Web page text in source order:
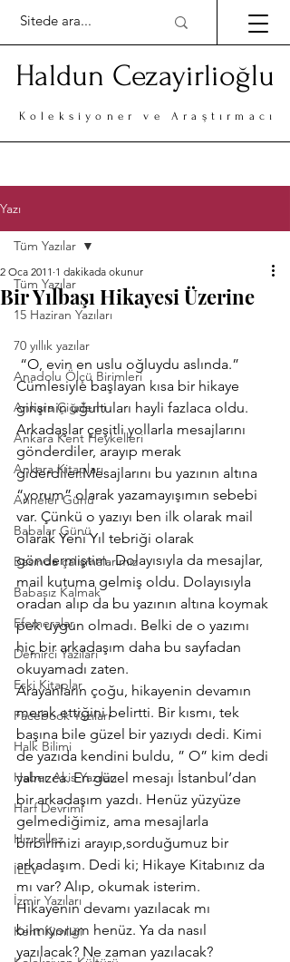
Haldun Cezayirlioğlu
Koleksiyoner ve Araştırmacı
Yazı
Tüm Yazılar
15 Haziran Yazıları
70 yıllık yazılar
Anadolu Ölçü Birimleri
Ankara Çiğdemi
Ankara Kent Heykelleri
Ankara Kitapları
Anneler Günü
Babalar Günü
Basında çalışmalarımız
Babasız Kalmak
Efemeralar
Demirci Yazıları
Eski Kitaplar
Facebook Yazıları
Halk Bilimi
Haber Akis Yazıları
Harf Devrimi
Hızırellez
İLEV
İzmir Yazıları
Kent Kimliği
Tüm Yazılar
Bir Yılbaşı Hikayesi Üzerine
2 Oca 2011 1 dakikada okunur
Cümlesiyle başlayan kısa bir hikaye
girişinin uğultuları hayli fazlaca oldu.
Arkadaşlar çeşitli yollarla mesajlarını
gönderdiler, arayıp merak
giderdiler.Mesajlarını bu yazının altına
“yorum” olarak yazamayışımın sebebi
var. Çünkü o yazıyı ben ilk olarak mail
olarak Yeni Yıl tebriği olarak
göndermiştim. Dolayısıyla da mesajlar,
mail kutuma gelmiş oldu. Dolayısıyla
oradan alıp da bu yazının altına koymak
pek uygun olmadı. Belki de o yazımı
hiç bir arkadaşım daha bu sayfadan
okuyamadı zaten.
Arayanların çoğu, hikayenin devamın
merak ettiğini belirtti. Bir kısmı, tek
başına bile güzel bir yazıydı dedi. Kimi
de yazıda kendini buldu, ” O” kim dedi
yalnızca. En güzel mesajı İstanbul’dan
bir arkadaşım yazdı. Henüz yüzyüze
gelmediğimiz, ama mesajlarla
birbirimizi arayıp,sorduğumuz bir
arkadaşım. Dedi ki; Hikaye Kitabınız da
mı var? Alıp, okumak isterim.
Hikayenin devamı yazılacak mı
bilmiyorum henüz. Ya da nasıl
yazılacak? Ne zaman yazılacak?